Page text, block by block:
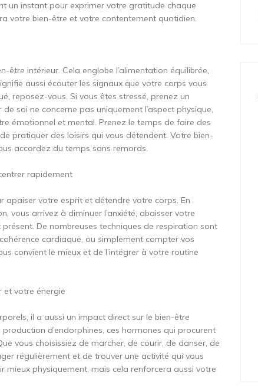
un instant pour exprimer votre gratitude chaque
votre bien-être et votre contentement quotidien.
être intérieur. Cela englobe l’alimentation équilibrée,
aussi écouter les signaux que votre corps vous
reposez-vous. Si vous êtes stressé, prenez un
soi ne concerne pas uniquement l’aspect physique,
émotionnel et mental. Prenez le temps de faire des
pratiquer des loisirs qui vous détendent. Votre bien-
accordez du temps sans remords.
rapidement
apaiser votre esprit et détendre votre corps. En
arrivez à diminuer l’anxiété, abaisser votre
De nombreuses techniques de respiration sont
cardiaque, ou simplement compter vos
convient le mieux et de l’intégrer à votre routine
et votre énergie
il a aussi un impact direct sur le bien-être
d’endorphines, ces hormones qui procurent
vous choisissiez de marcher, de courir, de danser, de
régulièrement et de trouver une activité qui vous
mieux physiquement, mais cela renforcera aussi votre